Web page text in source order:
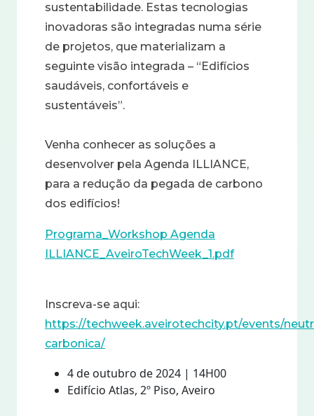
sustentabilidade. Estas tecnologias
inovadoras são integradas numa série
de projetos, que materializam a
seguinte visão integrada – “Edifícios
saudáveis, confortáveis e
sustentáveis”.
Venha conhecer as soluções a
desenvolver pela Agenda ILLIANCE,
para a redução da pegada de carbono
dos edifícios!
Programa_Workshop Agenda
ILLIANCE_AveiroTechWeek_1.pdf
Inscreva-se aqui:
https://techweek.aveirotechcity.pt/events/
carbonica/
4 de outubro de 2024 | 14H00
Edifício Atlas, 2º Piso, Aveiro